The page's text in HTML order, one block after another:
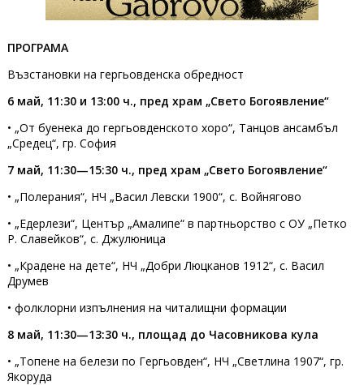
ПРОГРАМА
Възстановки на гергьовденска обредност
6 май, 11:30 и 13:00 ч., пред храм „Свето Богоявление“
• „От буенека до гергьовденското хоро“, Танцов ансамбъл
„Средец“, гр. София
7 май, 11:30—15:30 ч., пред храм „Свето Богоявление“
• „Полерания“, НЧ „Васил Левски 1900“, с. Войнягово
• „Едерлези“, Център „Амалипе“ в партньорство с ОУ „Петко
Р. Славейков“, с. Джулюница
• „Крадене на дете“, НЧ „Добри Люцканов 1912“, с. Васил
Друмев
• фолклорни изпълнения на читалищни формации
8 май, 11:30—13:30 ч., площад до Часовникова кула
• „Топене на белези по Гергьовден“, НЧ „Светлина 1907“, гр.
Якоруда